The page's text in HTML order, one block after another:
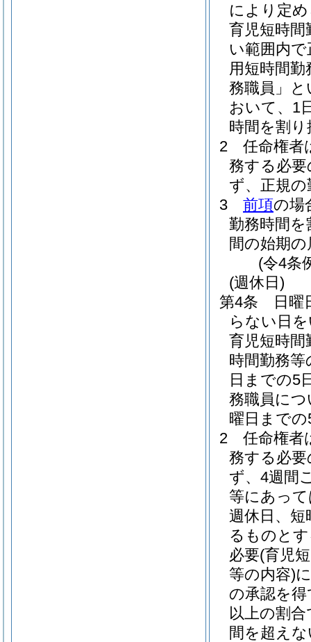
により定
育児短時
い範囲内
用短時間
務職員」と
おいて、1
時間を割
2
任命権者
務する必
ず、正規
3
前項の場
勤務時間
間の始期
(令4条
(週休日)
第4条
日曜
らない日
育児短時
時間勤務
日までの5
務職員に
曜日まで
2
任命権者
務する必
ず、4週間
等にあっ
週休日、短
るものと
必要(育児
等の内容)
の承認を
以上の割
間を超え